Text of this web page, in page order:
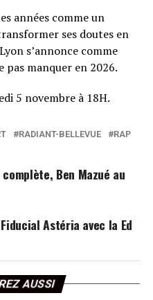
années comme un
ses doutes en
s’annonce comme
pas manquer en 2026.
5 novembre à 18H.
RADIANT-BELLEVUE RAP
Ben Mazué au
Astéria avec la Ed
AUSSI